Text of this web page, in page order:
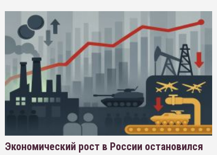
Экономический рост в России остановился